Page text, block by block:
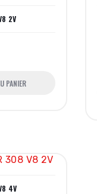
2V
PANIER
4V